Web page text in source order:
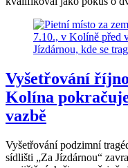
Vyšetřování
Kolína
vazbě
Vyšetřování podzimní
sídlišti „Za Jízdárnou“